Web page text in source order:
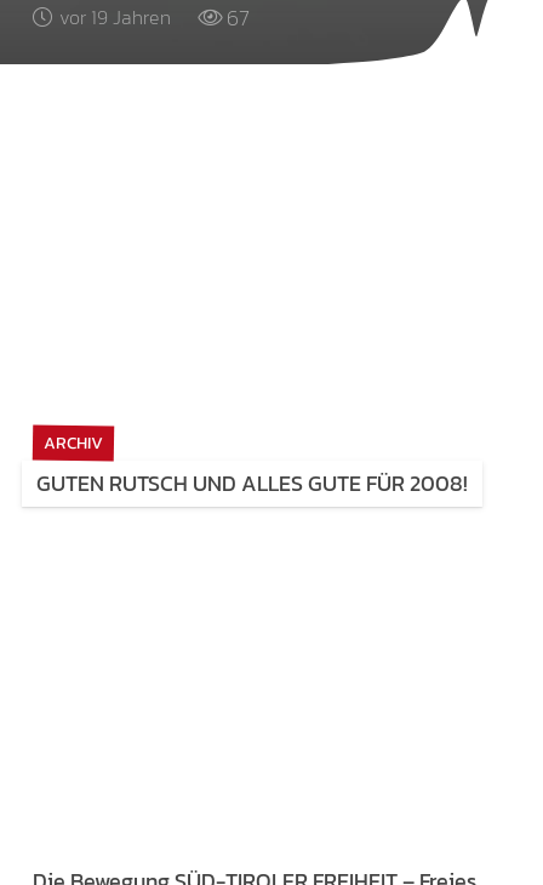
vor 19 Jahren 67
ARCHIV
GUTEN RUTSCH UND ALLES GUTE FÜR 2008!